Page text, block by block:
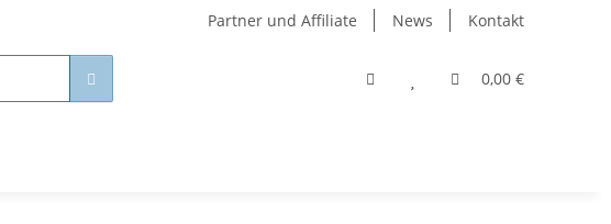
Partner und Affiliate News Kontakt
0,00 €